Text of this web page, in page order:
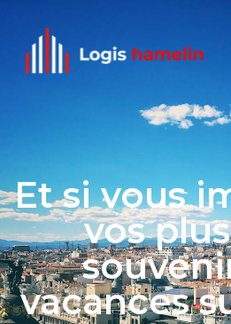
Et si vous
vos
vacances